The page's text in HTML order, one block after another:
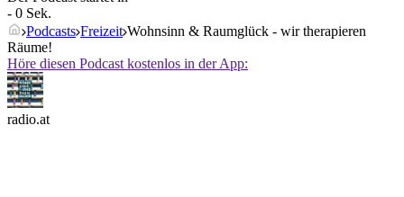
- 0 Sek.
Podcasts Freizeit Wohnsinn & Raumglück - wir therapieren
Räume!
Höre diesen Podcast kostenlos in der App:
radio.at